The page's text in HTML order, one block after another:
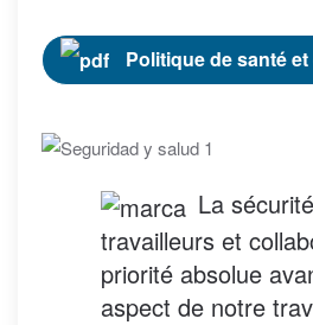
Politique de santé
La
travailleurs et
priorité absolue
aspect de notre